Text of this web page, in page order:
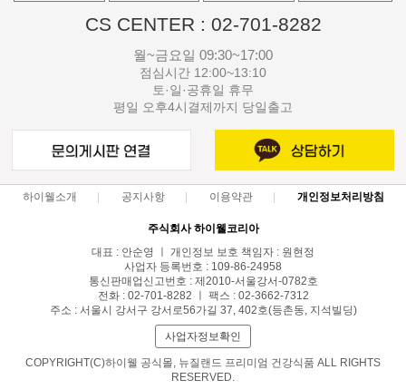
CS CENTER : 02-701-8282
월~금요일 09:30~17:00
점심시간 12:00~13:10
토·일·공휴일 휴무
평일 오후4시결제까지 당일출고
하이웰소개 공지사항 이용약관 개인정보처리방침
주식회사 하이웰코리아
대표 : 안순영 ㅣ 개인정보 보호 책임자 : 원현정
사업자 등록번호 : 109-86-24958
통신판매업신고번호 : 제2010-서울강서-0782호
전화 : 02-701-8282 ㅣ 팩스 : 02-3662-7312
주소 : 서울시 강서구 강서로56가길 37, 402호(등촌동, 지석빌딩)
사업자정보확인
COPYRIGHT(C)하이웰 공식몰, 뉴질랜드 프리미엄 건강식품 ALL RIGHTS
RESERVED.